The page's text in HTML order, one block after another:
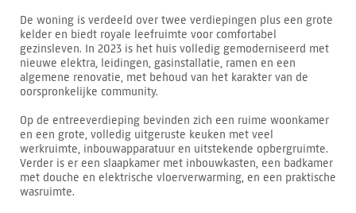
De woning is verdeeld over twee verdiepingen plus een grote
kelder en biedt royale leefruimte voor comfortabel
gezinsleven. In 2023 is het huis volledig gemoderniseerd met
nieuwe elektra, leidingen, gasinstallatie, ramen en een
algemene renovatie, met behoud van het karakter van de
oorspronkelijke community.
Op de entreeverdieping bevinden zich een ruime woonkamer
en een grote, volledig uitgeruste keuken met veel
werkruimte, inbouwapparatuur en uitstekende opbergruimte.
Verder is er een slaapkamer met inbouwkasten, een badkamer
met douche en elektrische vloerverwarming, en een praktische
wasruimte.